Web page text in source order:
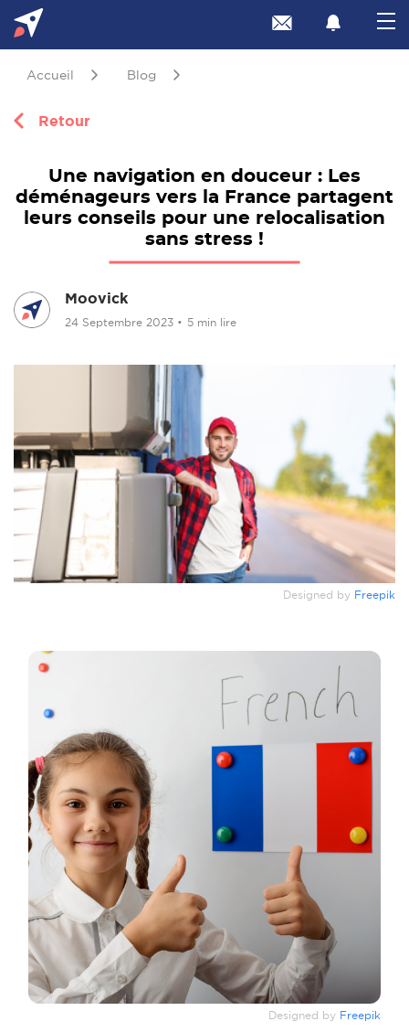
Accueil Blog
Retour
Une navigation en douceur : Les
déménageurs vers la France partagent
leurs conseils pour une relocalisation
sans stress !
Moovick
24 Septembre 2023 • 5 min lire
Designed by Freepik
Designed by Freepik